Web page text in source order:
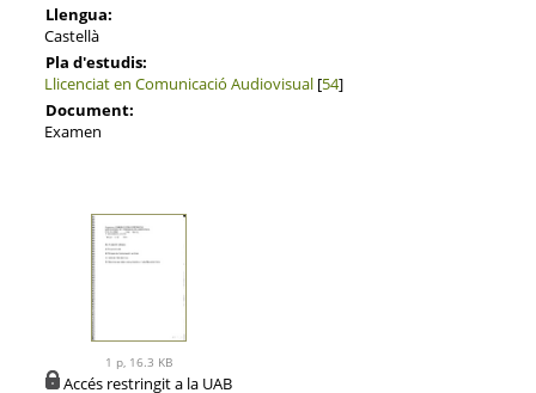
Llengua:
Castellà
Pla d'estudis:
Llicenciat en Comunicació Audiovisual[54]
Document:
Examen
1 p, 16.3 KB
Accés restringit a la UAB